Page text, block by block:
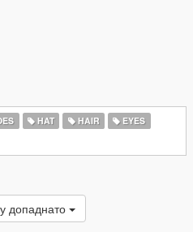
HAT HAIR
EYES
допаднато